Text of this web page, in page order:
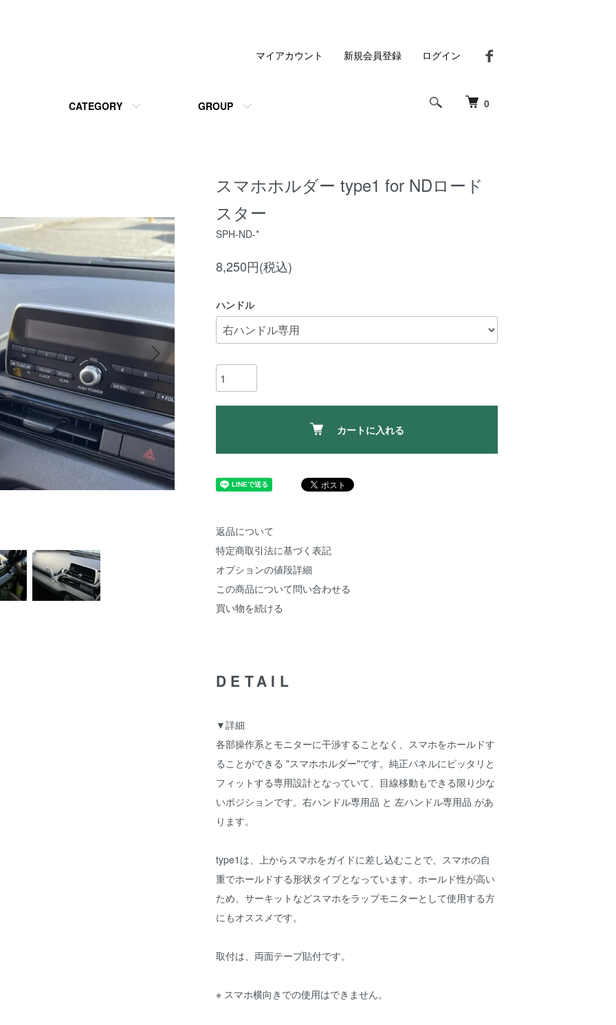
0
CATEGORY GROUP
マイアカウント 新規会員登録 ログイン
スマホホルダー type1 for NDロード
スター
SPH-ND-*
8,250円(税込)
ハンドル
カートに入れる
返品について
特定商取引法に基づく表記
オプションの値段詳細
この商品について問い合わせる
買い物を続ける
DETAIL
▼詳細
各部操作系とモニターに干渉することなく、スマホをホールドす
ることができる "スマホホルダー"です。純正パネルにピッタリと
フィットする専用設計となっていて、目線移動もできる限り少な
いポジションです。右ハンドル専用品 と 左ハンドル専用品 があ
ります。
type1は、上からスマホをガイドに差し込むことで、スマホの自
重でホールドする形状タイプとなっています。ホールド性が高い
ため、サーキットなどスマホをラップモニターとして使用する方
にもオススメです。
取付は、両面テープ貼付です。
※ スマホ横向きでの使用はできません。